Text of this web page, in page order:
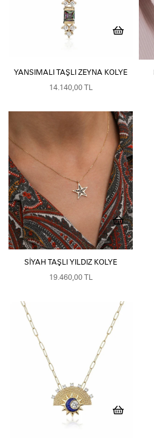
YANSIMALI TAŞLI ZEYNA KOLYE
14.140,00 TL
SIYAH TAŞLI YILDIZ KOLYE
19.460,00 TL